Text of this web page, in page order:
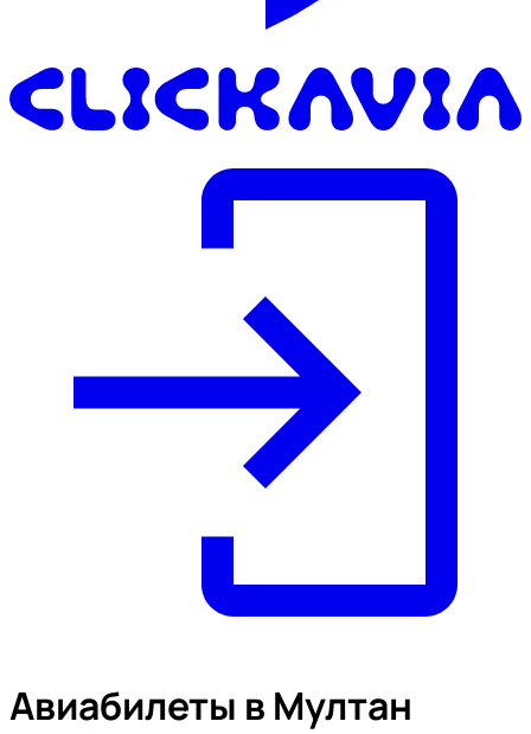
Авиабилеты в Мултан